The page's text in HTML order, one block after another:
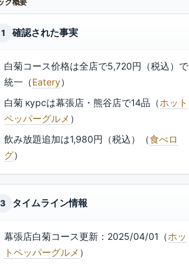
ク概要
1 確認された事実
白菊コース价格は全店で5,720円（税込）で
統一（Eatery）
白菊 курсは幕張店・熊谷店で14品（ホット
ペッパーグルメ ）
飲み放題追加は1,980円（税込）（食べロ
グ）
3 タイムライン情報
幕張店白菊コース更新：2025/04/01（ホッ
トペッパーグルメ ）